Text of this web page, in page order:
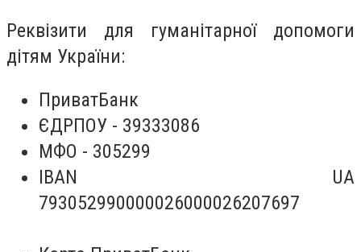
Реквізити для гуманітарної допомоги
дітям України:
ПриватБанк
ЄДРПОУ - 39333086
МФО - 305299
IBAN UA
793052990000026000026207697